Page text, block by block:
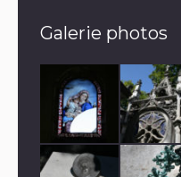
Galerie photos